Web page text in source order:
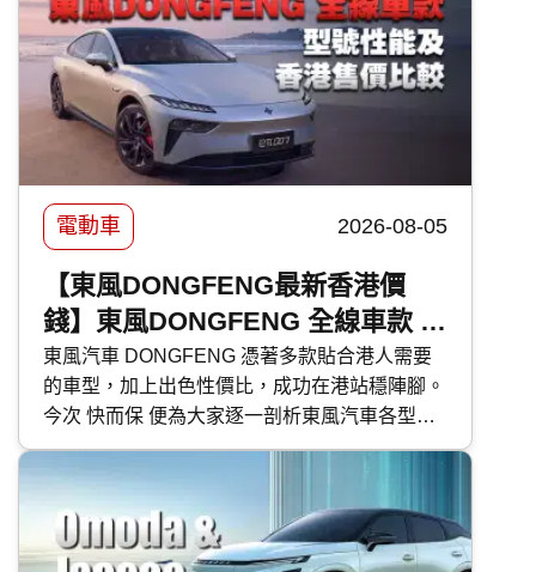
電動車 2026-08-05
【東風DONGFENG最新香港價
錢】東風DONGFENG 全線車款 -
型號性能及香港售價比較
東風汽車 DONGFENG 憑著多款貼合港人需要
的車型，加上出色性價比，成功在港站穩陣腳。
今次 快而保 便為大家逐一剖析東風汽車各型號
的特點，並比較其性能與香港售價。